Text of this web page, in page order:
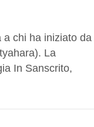
a chi ha iniziato da
La
In Sanscrito,